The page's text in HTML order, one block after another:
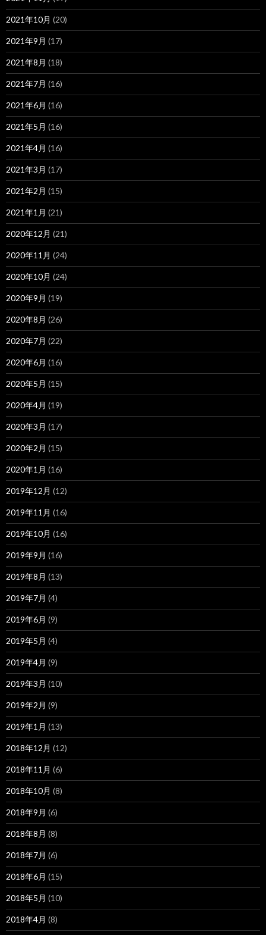
2021年10月 (20)
2021年9月 (17)
2021年8月 (18)
2021年7月 (16)
2021年6月 (16)
2021年5月 (16)
2021年4月 (16)
2021年3月 (17)
2021年2月 (15)
2021年1月 (21)
2020年12月 (21)
2020年11月 (24)
2020年10月 (24)
2020年9月 (19)
2020年8月 (26)
2020年7月 (22)
2020年6月 (16)
2020年5月 (15)
2020年4月 (19)
2020年3月 (17)
2020年2月 (15)
2020年1月 (16)
2019年12月 (12)
2019年11月 (16)
2019年10月 (16)
2019年9月 (16)
2019年8月 (13)
2019年7月 (4)
2019年6月 (9)
2019年5月 (4)
2019年4月 (9)
2019年3月 (10)
2019年2月 (9)
2019年1月 (13)
2018年12月 (12)
2018年11月 (6)
2018年10月 (8)
2018年9月 (6)
2018年8月 (8)
2018年7月 (6)
2018年6月 (15)
2018年5月 (10)
2018年4月 (8)